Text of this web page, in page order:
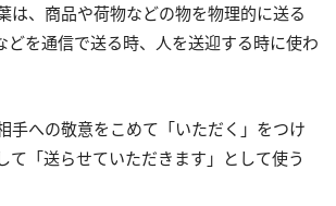
は、商品や荷物などの物を物理的に送る
どを通信で送る時、人を送迎する時に使わ
手への敬意をこめて「いただく」をつけ
て「送らせていただきます」として使う